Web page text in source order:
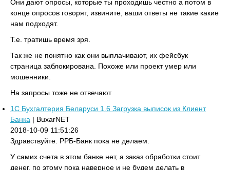
Они дают опросы, которые ты проходишь честно а потом в
конце опросов говорят, извините, ваши ответы не такие какие
нам подходят.
Т.е. тратишь время зря.
Так же не понятно как они выплачивают, их фейсбук
страница заблокирована. Похоже или проект умер или
мошенники.
На запросы тоже не отвечают
1C Бухгалтерия Беларуси 1.6 Загрузка выписок из Клиент
Банка | BuxarNET
2018-10-09 11:51:26
Здравствуйте. РРБ-Банк пока не делаем.
У самих счета в этом банке нет, а заказ обработки стоит
денег, по этому пока наверное и не будем делать в